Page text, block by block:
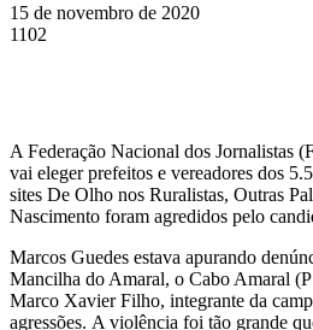
15 de novembro de 2020
1102
A Federação Nacional dos Jornalistas
vai eleger prefeitos e vereadores dos
sites De Olho nos Ruralistas, Outras
Nascimento foram agredidos pelo
Marcos Guedes estava apurando
Mancilha do Amaral, o Cabo Amaral
Marco Xavier Filho, integrante da
agressões. A violência foi tão grande